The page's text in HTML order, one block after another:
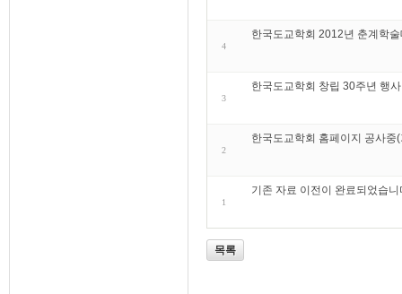
4
한국도교학회 2012년 춘계학
3
한국도교학회 창립 30주년 행
2
한국도교학회 홈페이지 공사중
1
기존 자료 이전이 완료되었습니
목록